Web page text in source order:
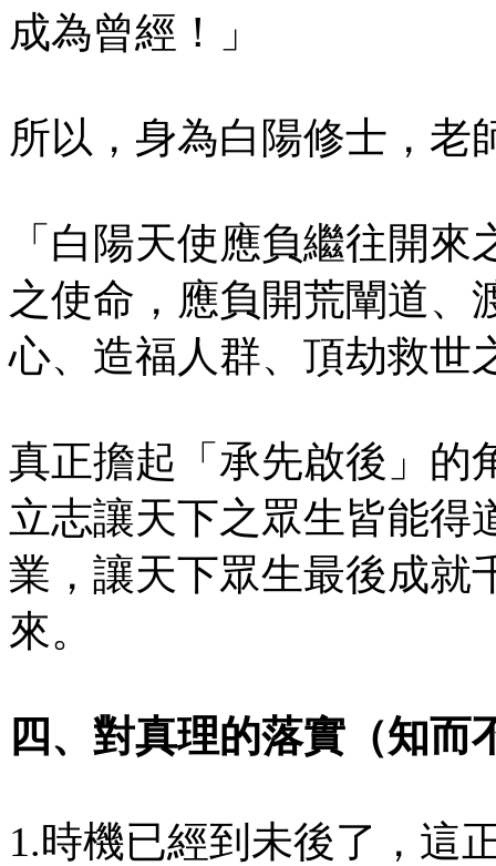
成為曾經！」
所以，身為白陽修士，老
「白陽天使應負繼往開
之使命，應負開荒闡道、
心、造福人群、頂劫救世
真正擔起「承先啟後」的
立志讓天下之眾生皆能得
業，讓天下眾生最後成就
來。
四、對真理的落實（知而
1.時機已經到未後了，這